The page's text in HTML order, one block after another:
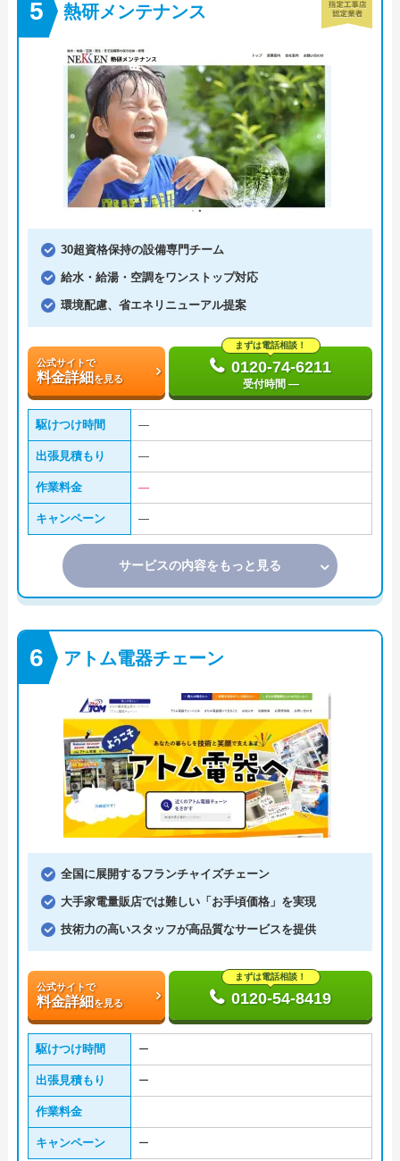
熱研メンテナンス
30超資格保持の設備専門チーム
給水・給湯・空調をワンストップ対応
環境配慮、省エネリニューアル提案
公式サイトで
料金詳細を見る
まずは電話相談！
0120-74-6211
受付時間 ―
駆けつけ時間 ―
出張見積もり ―
作業料金 ―
キャンペーン ―
サービスの内容をもっと見る
アトム電器チェーン
全国に展開するフランチャイズチェーン
大手家電量販店では難しい「お手頃価格」を実現
技術力の高いスタッフが高品質なサービスを提供
公式サイトで
料金詳細を見る
まずは電話相談！
0120-54-8419
駆けつけ時間 ー
出張見積もり ー
作業料金
キャンペーン ー